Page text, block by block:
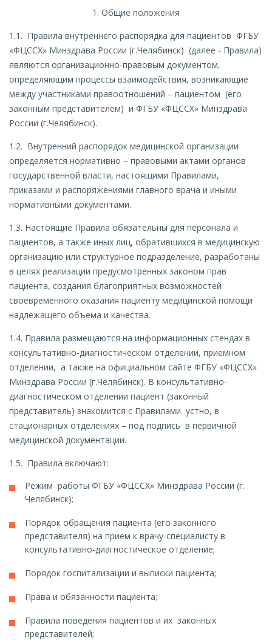
1. Общие положения
1.1. Правила внутреннего распорядка для пациентов ФГБУ
«ФЦССХ» Минздрава России (г.Челябинск) (далее - Правила)
являются организационно-правовым документом,
определяющим процессы взаимодействия, возникающие
между участниками правоотношений – пациентом (его
законным представителем) и ФГБУ «ФЦССХ» Минздрава
России (г.Челябинск).
1.2. Внутренний распорядок медицинской организации
определяется нормативно – правовыми актами органов
государственной власти, настоящими Правилами,
приказами и распоряжениями главного врача и иными
нормативными документами.
1.3. Настоящие Правила обязательны для персонала и
пациентов, а также иных лиц, обратившихся в медицинскую
организацию или структурное подразделение, разработаны
в целях реализации предусмотренных законом прав
пациента, создания благоприятных возможностей
своевременного оказания пациенту медицинской помощи
надлежащего объема и качества.
1.4. Правила размещаются на информационных стендах в
консультативно-диагностическом отделении, приемном
отделении, а также на официальном сайте ФГБУ «ФЦССХ»
Минздрава России (г.Челябинск). В консультативно-
диагностическом отделении пациент (законный
представитель) знакомится с Правилами устно, в
стационарных отделениях – под подпись в первичной
медицинской документации.
1.5. Правила включают:
Режим работы ФГБУ «ФЦССХ» Минздрава России (г.
Челябинск);
Порядок обращения пациента (его законного
представителя) на прием к врачу-специалисту в
консультативно-диагностическое отделение;
Порядок госпитализации и выписки пациента;
Права и обязанности пациента;
Правила поведения пациентов и их законных
представителей;